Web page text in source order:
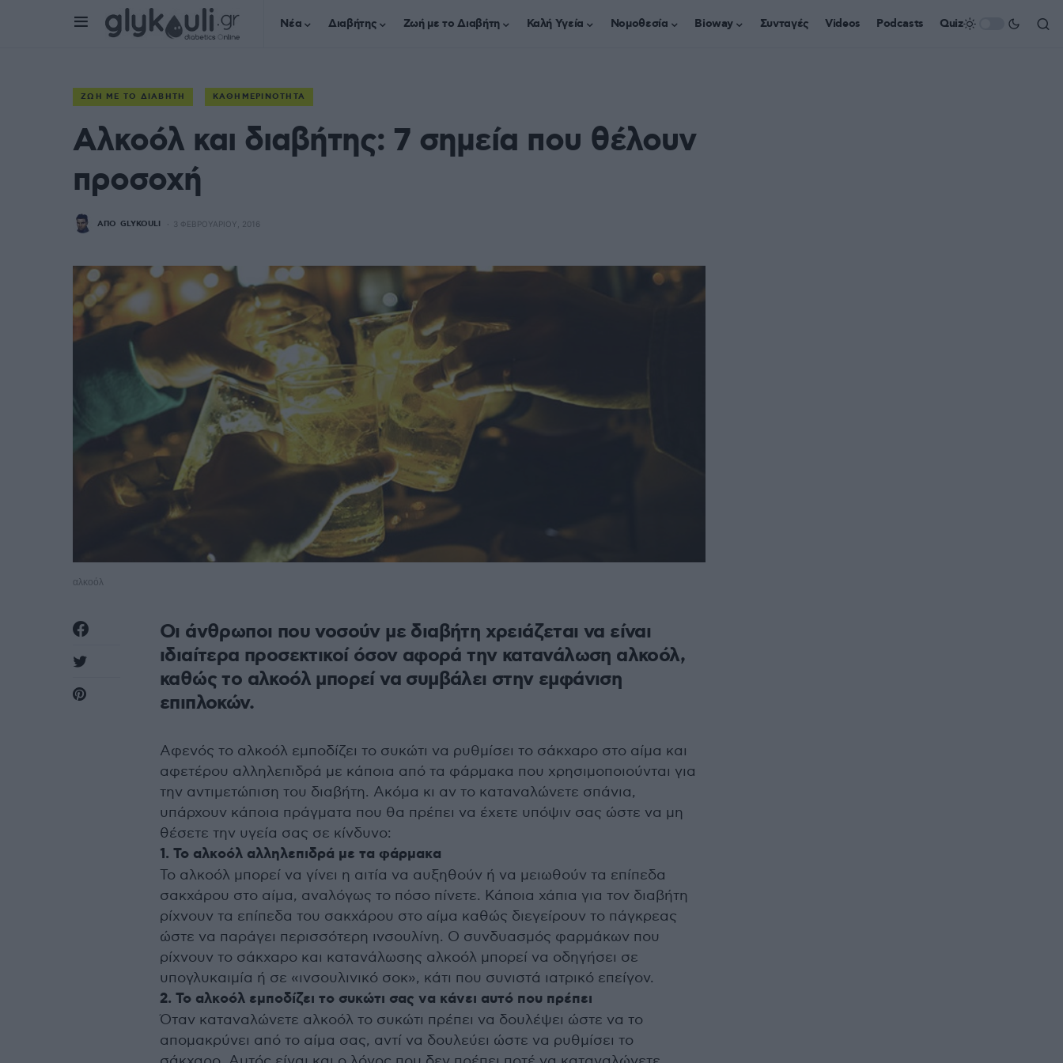
Νέα Διαβήτης Ζωή με το Διαβήτη Καλή Υγεία Νομοθεσία Bioway Συνταγές Videos Podcasts Quiz
ΖΩΉ ΜΕ ΤΟ ΔΙΑΒΉΤΗ ΚΑΘΗΜΕΡΙΝΌΤΗΤΑ
Αλκοόλ και διαβήτης: 7 σημεία που θέλουν
προσοχή
ΑΠΌ GLYKOULI 3 ΦΕΒΡΟΥΑΡΊΟΥ, 2016
αλκοόλ
Οι άνθρωποι που νοσούν με διαβήτη χρειάζεται να είναι
ιδιαίτερα προσεκτικοί όσον αφορά την κατανάλωση αλκοόλ,
καθώς το αλκοόλ μπορεί να συμβάλει στην εμφάνιση
επιπλοκών.
Αφενός το αλκοόλ εμποδίζει το συκώτι να ρυθμίσει το σάκχαρο στο αίμα και
αφετέρου αλληλεπιδρά με κάποια από τα φάρμακα που χρησιμοποιούνται για
την αντιμετώπιση του διαβήτη. Ακόμα κι αν το καταναλώνετε σπάνια,
υπάρχουν κάποια πράγματα που θα πρέπει να έχετε υπόψιν σας ώστε να μη
θέσετε την υγεία σας σε κίνδυνο:
1. Το αλκοόλ αλληλεπιδρά με τα φάρμακα
Το αλκοόλ μπορεί να γίνει η αιτία να αυξηθούν ή να μειωθούν τα επίπεδα
σακχάρου στο αίμα, αναλόγως το πόσο πίνετε. Κάποια χάπια για τον διαβήτη
ρίχνουν τα επίπεδα του σακχάρου στο αίμα καθώς διεγείρουν το πάγκρεας
ώστε να παράγει περισσότερη ινσουλίνη. Ο συνδυασμός φαρμάκων που
ρίχνουν το σάκχαρο και κατανάλωσης αλκοόλ μπορεί να οδηγήσει σε
υπογλυκαιμία ή σε «ινσουλινικό σοκ», κάτι που συνιστά ιατρικό επείγον.
2. Το αλκοόλ εμποδίζει το συκώτι σας να κάνει αυτό που πρέπει
Όταν καταναλώνετε αλκοόλ το συκώτι πρέπει να δουλέψει ώστε να το
απομακρύνει από το αίμα σας, αντί να δουλεύει ώστε να ρυθμίσει το